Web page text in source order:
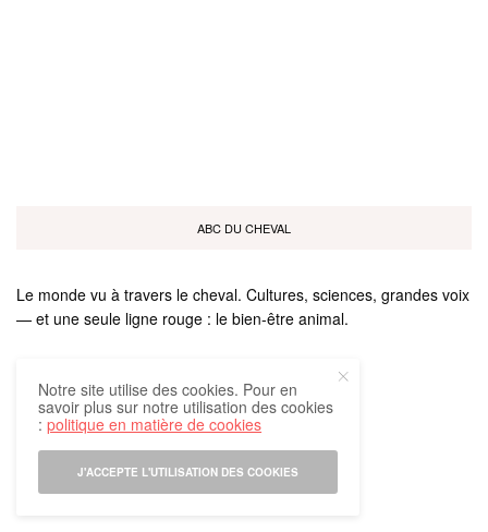
ABC DU CHEVAL
Le monde vu à travers le cheval. Cultures, sciences, grandes voix
— et une seule ligne rouge : le bien-être animal.
Notre site utilise des cookies. Pour en
savoir plus sur notre utilisation des cookies
:politique en matière de cookies
J'ACCEPTE L'UTILISATION DES COOKIES